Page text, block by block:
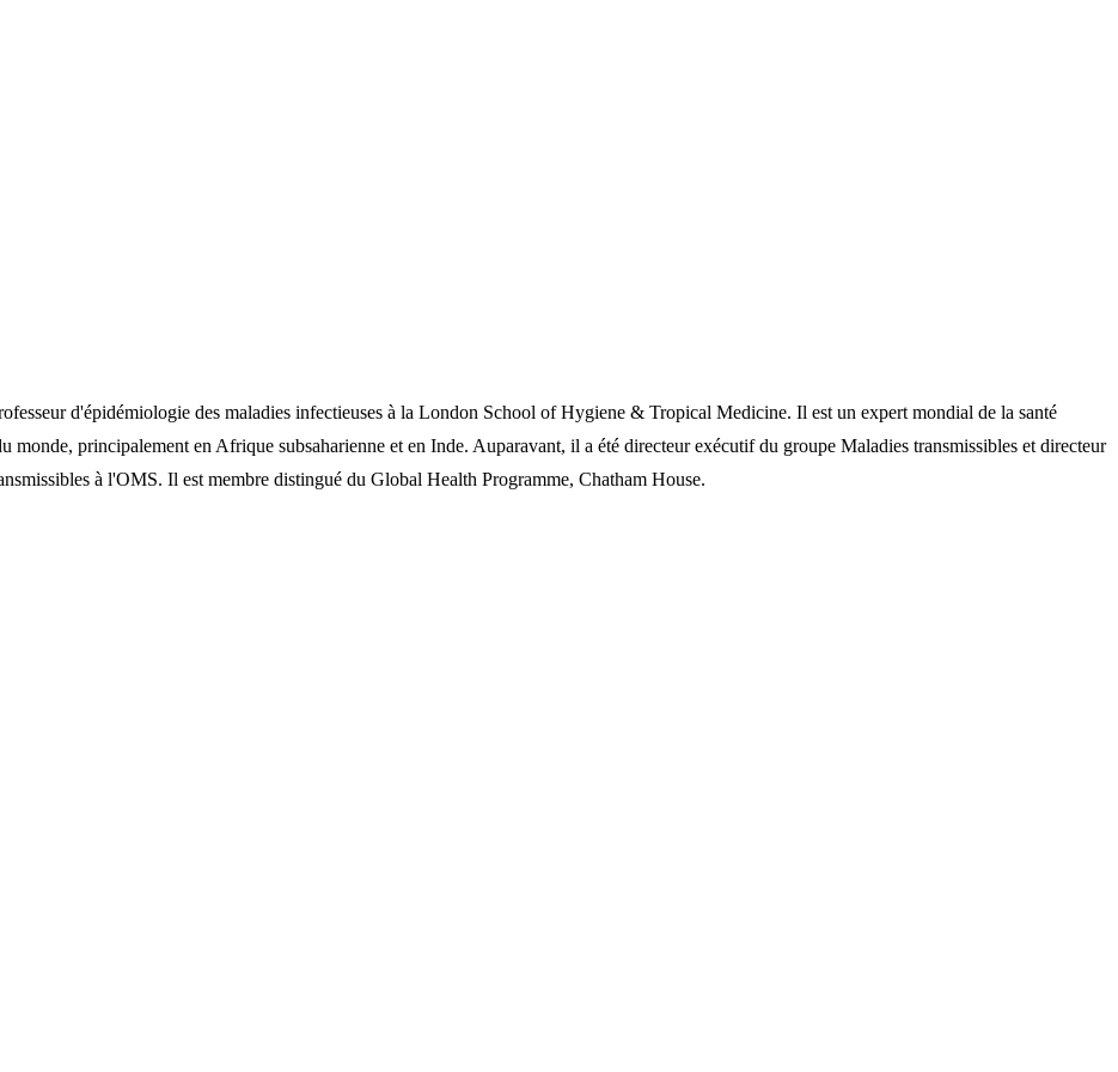
d'épidémiologie des maladies infectieuses à la London School of Hygiene & Tropical Medicine. Il est un expert mondial de la santé
monde, principalement en Afrique subsaharienne et en Inde. Auparavant, il a été directeur exécutif du groupe Maladies transmissibles et directeur
à l'OMS. Il est membre distingué du Global Health Programme, Chatham House.